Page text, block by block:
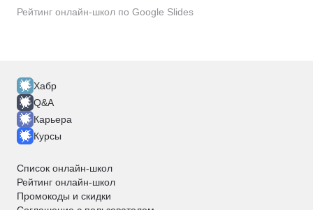
Рейтинг онлайн-школ по Google Slides
Хабр
Q&A
Карьера
Курсы
Список онлайн-школ
Рейтинг онлайн-школ
Промокоды и скидки